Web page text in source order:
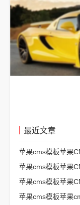
最近文章
苹果cms模板苹果
苹果cms模板苹果